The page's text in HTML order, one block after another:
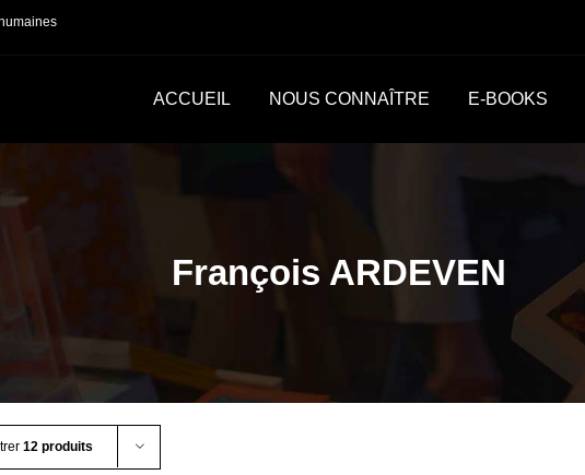
ACCUEIL NOUS CONNAÎTRE E-BOOKS
François ARDEVEN
12 produits